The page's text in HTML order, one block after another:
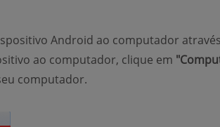
Android ao computador
ao computador, clique em
computador.